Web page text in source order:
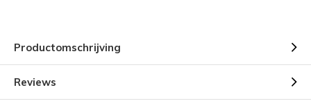
Productomschrijving
Reviews